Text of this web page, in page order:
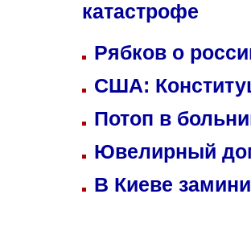
катастрофе
Рябков о
США:
Потоп в
Ювелирный
В Киеве